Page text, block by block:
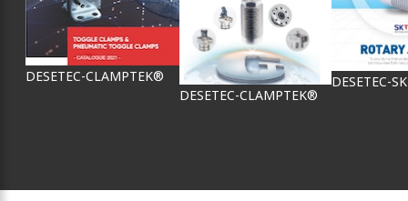
DESETEC-CLAMPTEK®
DESETEC-CLAMPTEK®
DESETEC-